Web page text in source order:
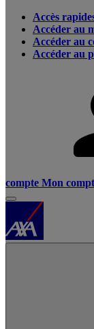
Accès
Accéder au
Accéder au
Accéder au
compte Mon